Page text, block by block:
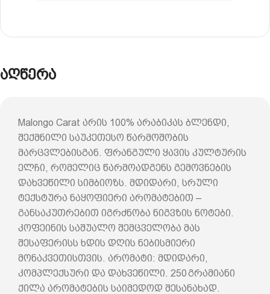
აღწერა
Malongo Carat არის 100% არაბიკას ბლენდი,
შექმნილი საუკეთესო წარმოშობის
მარცვლებისგან. ფრანგული ყავის კულტურის
ელჩი, რომელიც წარმოადგენს გემოვნების
დახვეწილი სიმბიოზს. მდიდარი, სრული
ტექსტურა ნაყოფიერი არომატებით –
განსაკუთრებით იგრძნობა ნიგვზის ნოტები.
კოფეინის საშუალო შემცველობა მას
შესაფერისს ხდის დღის ნებისმიერი
მონაკვეთისთვის. არომატი: მდიდარი,
კომპლექსური და დახვეწილი. 250 გრამიანი
ქილა არომატების საიმედოდ შესანახად.